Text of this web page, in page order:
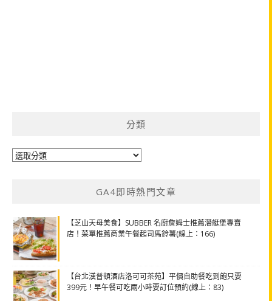
分類
分
GA4即時熱門文章
【芝山天母美食】SUBBER 名廚詹姆士推薦潛艇堡專賣
店！菜單推薦商業午餐起司馬鈴薯(線上：166)
【台北漢普頓酒店洛可可茶苑】平價自助餐吃到飽只要
399元！早午餐可吃兩小時要訂位預約(線上：83)